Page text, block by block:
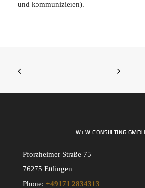
und kommunizieren).
W+W CONSULTING GMBH
Pforzheimer Straße 75
76275 Ettlingen
Phone: +49171 2834313